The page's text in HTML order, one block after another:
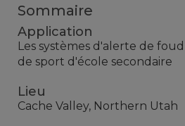
Sommaire
Application
Les systèmes d'alerte de
de sport d'école secondaire
Lieu
Cache Valley, Northern Utah